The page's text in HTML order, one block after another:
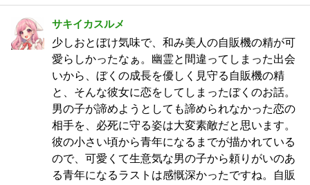
サキイカスルメ
少しおとぼけ気味で、和み美人の自販機の精が可
愛らしかったなぁ。幽霊と間違ってしまった出会
いから、ぼくの成長を優しく見守る自販機の精
と、そんな彼女に恋をしてしまったぼくのお話。
男の子が諦めようとしても諦められなかった恋の
相手を、必死に守る姿は大変素敵だと思います。
彼の小さい頃から青年になるまでが描かれている
ので、可愛くて生意気な男の子から頼りがいのあ
る青年になるラストは感慨深かったですね。自販